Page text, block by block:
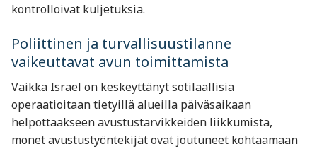
kontrolloivat kuljetuksia​.
Poliittinen ja turvallisuustilanne
vaikeuttavat avun toimittamista
Vaikka Israel on keskeyttänyt sotilaallisia
operaatioitaan tietyillä alueilla päiväsaikaan
helpottaakseen avustustarvikkeiden liikkumista,
monet avustustyöntekijät ovat joutuneet kohtaamaan